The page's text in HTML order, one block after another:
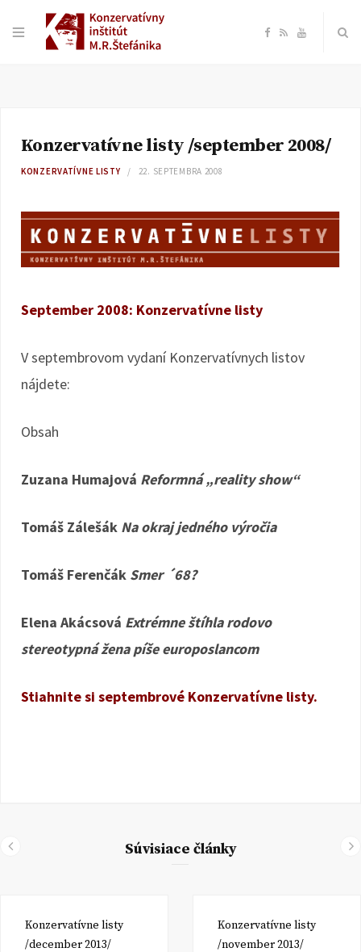
F
e
o
R Y
T
b
Konzervatívne listy /september 2008/
KONZERVATÍVNE LISTY 22. SEPTEMBRA 2008
September 2008: Konzervatívne listy
V septembrovom vydaní Konzervatívnych listov
nájdete:
Obsah
Zuzana Humajová Reformná „reality show“
Tomáš Zálešák Na okraj jedného výročia
Tomáš Ferenčák Smer ´68?
Elena Akácsová Extrémne štíhla rodovo
stereotypná žena píše europoslancom
Stiahnite si septembrové Konzervatívne listy.
Súvisiace články
Konzervatívne listy
/december 2013/
Konzervatívne listy
/november 2013/